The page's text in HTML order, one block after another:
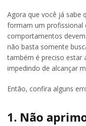
Agora que você já sabe
formam um profissional
comportamentos
não basta somente
também é preciso estar
impedindo de alcançar
Então, confira alguns
1. Não